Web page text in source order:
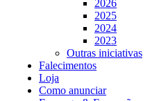
2026
2025
2024
2023
Outras iniciativas
Falecimentos
Loja
Como anunciar